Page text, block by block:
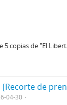
copias de "El
de
04-30